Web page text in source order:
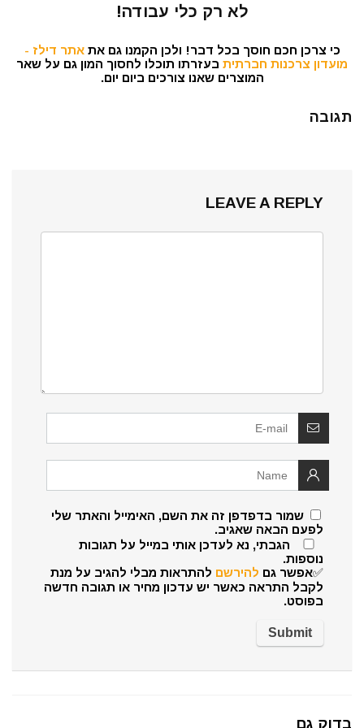
לא רק כלי עבודה!
כי צרכן חכם חוסך בכל דבר! ולכן הקמנו גם אתאתר דילז -
מועדון צרכנות חברתית בעזרתו תוכלו לחסוך המון גם על שאר
המוצרים שאנו צורכים ביום יום.
תגובה
LEAVE A REPLY
שמור בדפדפן זה את השם, האימייל והאתר שלי
לפעם הבאה שאגיב.
הגבתי, נא לעדכן אותי במייל על תגובות
נוספות.
✅אפשר גם להירשם להתראות מבלי להגיב על מנת
לקבל התראה כאשר יש עדכון מחיר או תגובה חדשה
בפוסט.
בדוק גם